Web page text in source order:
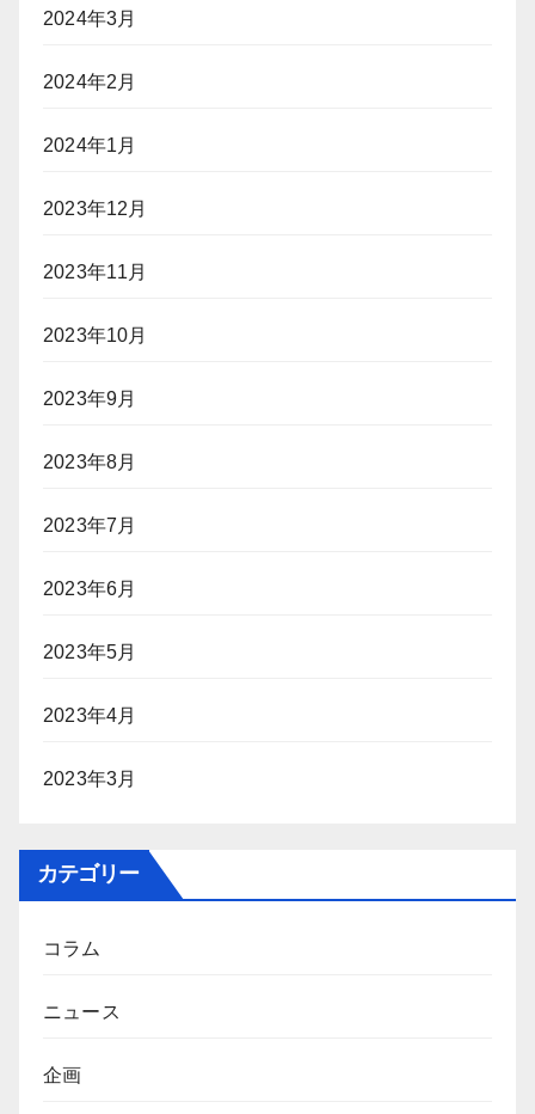
2024年3月
2024年2月
2024年1月
2023年12月
2023年11月
2023年10月
2023年9月
2023年8月
2023年7月
2023年6月
2023年5月
2023年4月
2023年3月
カテゴリー
コラム
ニュース
企画